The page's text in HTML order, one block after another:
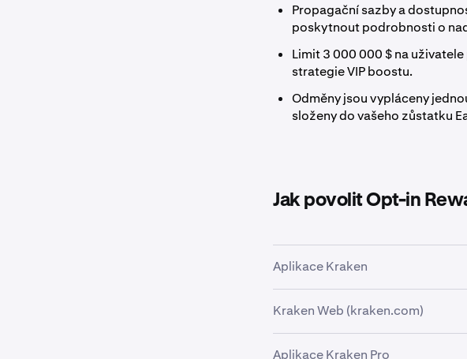
Propagační sazby a
poskytnout podrobnosti o
Limit 3 000 000 $ na
strategie VIP boostu.
Odměny jsou vypláceny
složeny do vašeho zůstatku
Jak povolit Opt-in
Aplikace Kraken
1 Klepněte na svůjprofilový
Kraken Web (kraken.com)
Aplikace Kraken Pro